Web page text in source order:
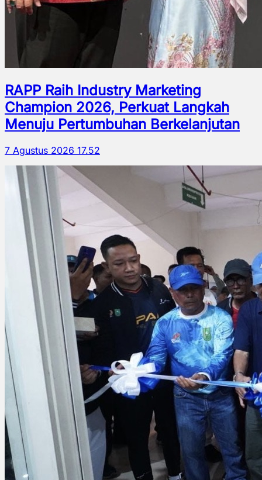
RAPP Raih Industry Marketing
Champion 2026, Perkuat Langkah
Menuju Pertumbuhan Berkelanjutan
7 Agustus 2026 17.52